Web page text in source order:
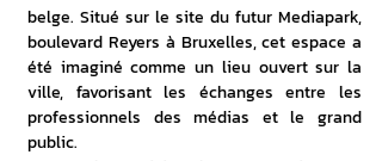
belge. Situé sur le site du futur Mediapark,
boulevard Reyers à Bruxelles, cet espace a
été imaginé comme un lieu ouvert sur la
ville, favorisant les échanges entre les
professionnels des médias et le grand
public.